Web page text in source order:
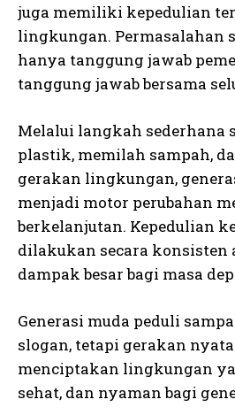
juga memiliki kepedulian
lingkungan. Permasalahan
hanya tanggung jawab
tanggung jawab bersama
Melalui langkah sederhana
plastik, memilah sampah,
gerakan lingkungan,
menjadi motor perubahan
berkelanjutan. Kepedulian
dilakukan secara konsisten
dampak besar bagi masa
Generasi muda peduli
slogan, tetapi gerakan
menciptakan lingkungan
sehat, dan nyaman bagi